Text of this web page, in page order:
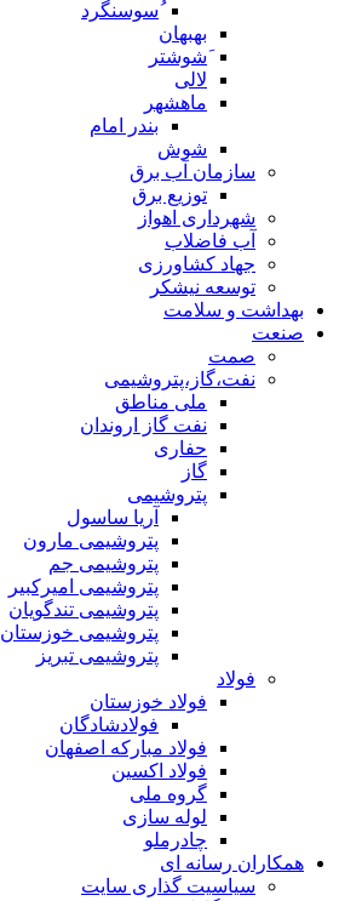
ُسوسنگرد
بهبهان
َشوشتر
لالی
ماهشهر
بندر امام
شوش
سازمان آب برق
توزیع برق
شهرداری اهواز
آب فاضلاب
جهاد کشاورزی
توسعه نیشکر
بهداشت و سلامت
صنعت
صمت
نفت،گاز،پتروشیمی
ملی مناطق
نفت گاز اروندان
حفاری
گاز
پتروشیمی
آریا ساسول
پتروشیمی مارون
پتروشیمی جم
پتروشیمی امیرکبیر
پتروشیمی تندگویان
پتروشیمی خوزستان
پتروشیمی تبریز
فولاد
فولاد خوزستان
فولادشادگان
فولاد مبارکه اصفهان
فولاد اکسین
گروه ملی
لوله سازی
چادرملو
همکاران رسانه ای
سیاسیت گذاری سایت